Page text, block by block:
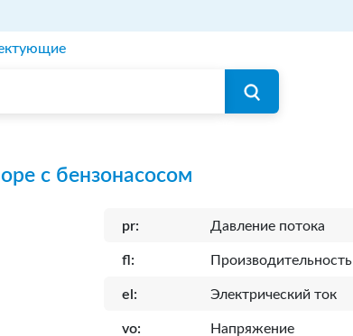
с бензонасосом
pr: Давление потока
fl: Производительность
el: Электрический ток
vo: Напряжение